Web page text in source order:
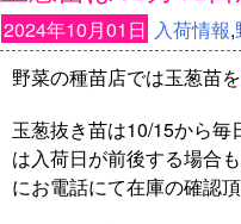
2024年10月01日 入荷情報,
野菜の種苗店では玉葱苗を
玉葱抜き苗は10/15から毎
は入荷日が前後する場合
にお電話にて在庫の確認頂